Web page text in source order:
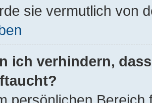
sie vermutlich von
ich verhindern,
persönlichen